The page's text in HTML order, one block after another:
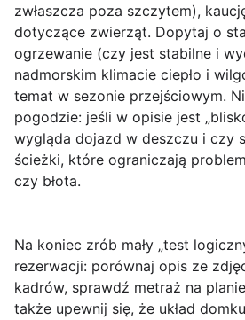
zwłaszcza poza szczytem),
dotyczące zwierząt. Dopytaj o
ogrzewanie (czy jest stabilne i
nadmorskim klimacie ciepło i
temat w sezonie przejściowym.
pogodzie: jeśli w opisie jest
wygląda dojazd w deszczu i czy
ścieżki, które ograniczają
czy błota.
Na koniec zrób mały „test
rezerwacji: porównaj opis ze
kadrów, sprawdź metraż na
także upewnij się, że układ